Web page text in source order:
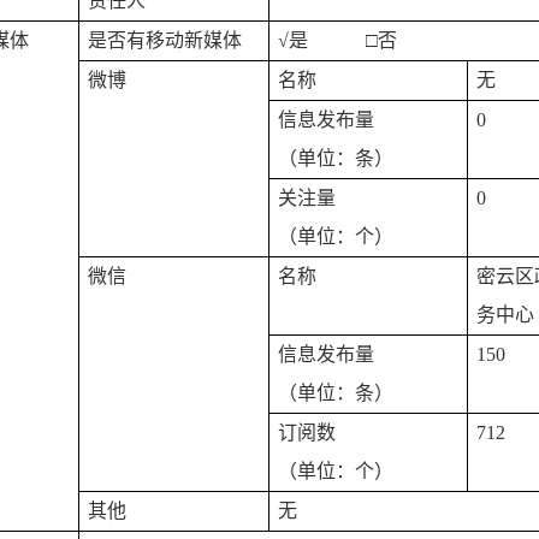
体
是否有移动新媒体 √是 □否
微博
名称
无
信息发布量
（单位：条）
0
关注量
（单位：个）
0
微信 名称 密云区
务中心
信息发布量
（单位：条）
150
订阅数
（单位：个）
712
其他 无